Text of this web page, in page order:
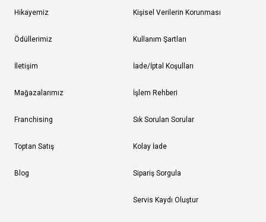
Hikayemiz
Ödüllerimiz
İletişim
Mağazalarımız
Franchising
Toptan Satış
Blog
Kişisel Verilerin Korunması
Kullanım Şartları
İade/İptal Koşulları
İşlem Rehberi
Sık Sorulan Sorular
Kolay İade
Sipariş Sorgula
Servis Kaydı Oluştur